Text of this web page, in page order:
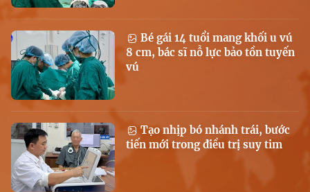
Bé gái 14 tuổi mang khối u vú
8 cm, bác sĩ nỗ lực bảo tồn tuyến
vú
Tạo nhịp bó nhánh trái, bước
tiến mới trong điều trị suy tim